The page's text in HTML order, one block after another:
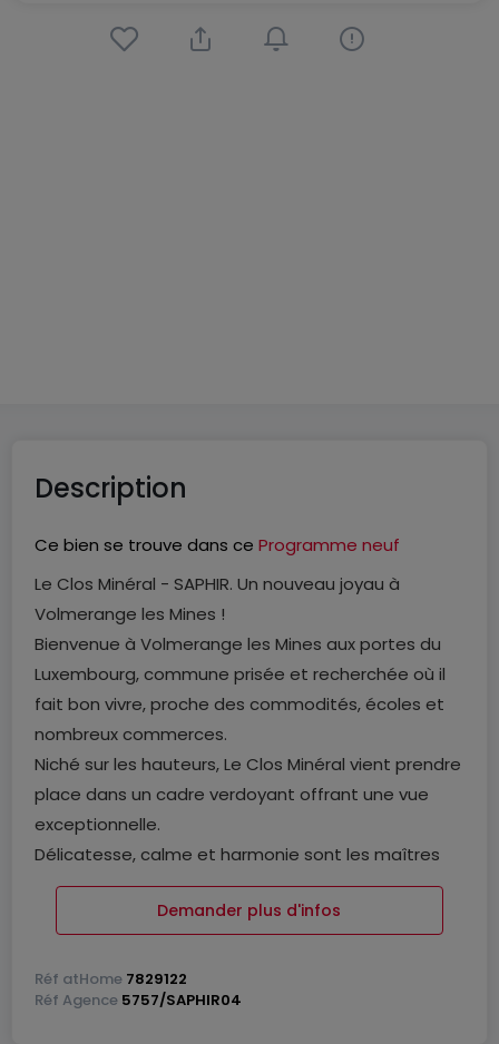
Description
Ce bien se trouve dans ce Programme neuf
Le Clos Minéral - SAPHIR. Un nouveau joyau à
Volmerange les Mines !
Bienvenue à Volmerange les Mines aux portes du
Luxembourg, commune prisée et recherchée où il
fait bon vivre, proche des commodités, écoles et
nombreux commerces.
Niché sur les hauteurs, Le Clos Minéral vient prendre
place dans un cadre verdoyant offrant une vue
exceptionnelle.
Délicatesse, calme et harmonie sont les maîtres
mots dans cet ensemble immobilier où vous
pourrez jouir du quotidien dans des appartements
ou des maisons individuelles.
Le Clos Mineral propose une architecture moderne
Demander plus d'infos
Réf atHome 7829122
Réf Agence 5757/SAPHIR04